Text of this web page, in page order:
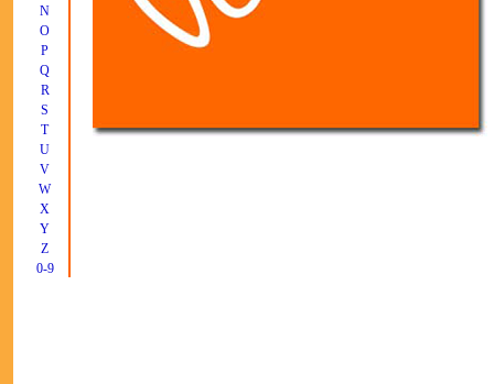
N
O
P
Q
R
S
T
U
V
W
X
Y
Z
0-9